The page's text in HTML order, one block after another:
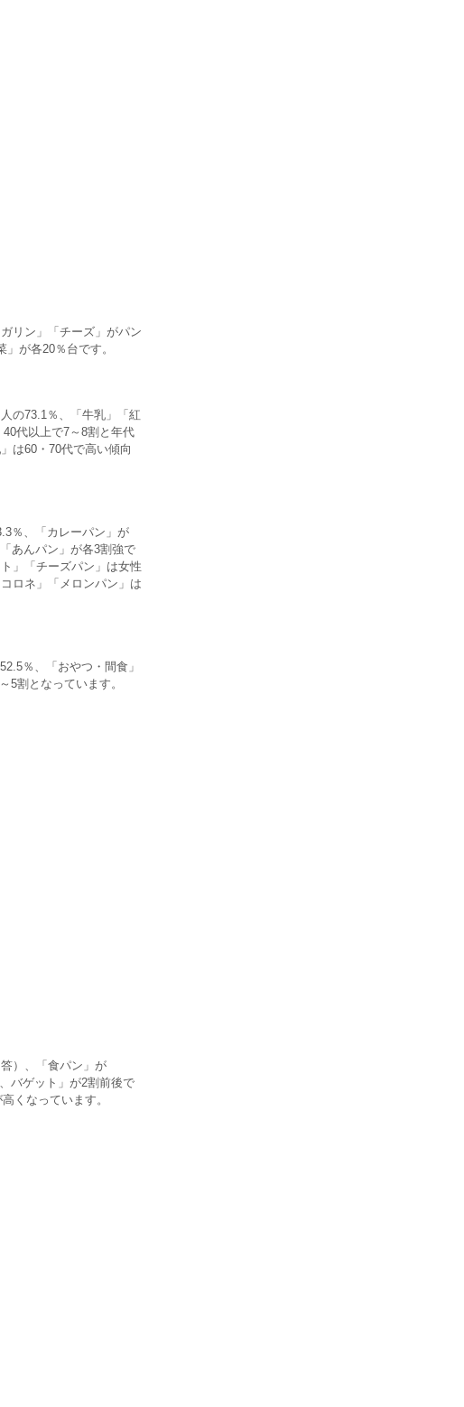
リン」「チーズ」がパン
が各20％台です。
の73.1％、「牛乳」「紅
代以上で7～8割と年代
は60・70代で高い傾向
％、「カレーパン」が
あんパン」が各3割強で
」「チーズパン」は女性
ロネ」「メロンパン」は
％、「おやつ・間食」
5割となっています。
）、「食パン」が
バゲット」が2割前後で
くなっています。